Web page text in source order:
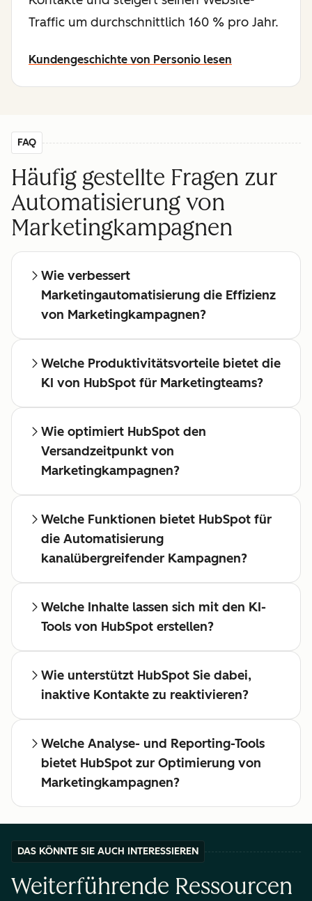
Traffic um durchschnittlich 160 % pro Jahr.
Kundengeschichte von Personio lesen
FAQ
Häufig gestellte Fragen zur
Automatisierung von
Marketingkampagnen
Wie verbessert
Marketingautomatisierung die Effizienz
von Marketingkampagnen?
Welche Produktivitätsvorteile bietet die
KI von HubSpot für Marketingteams?
Wie optimiert HubSpot den
Versandzeitpunkt von
Marketingkampagnen?
Welche Funktionen bietet HubSpot für
die Automatisierung
kanalübergreifender Kampagnen?
Welche Inhalte lassen sich mit den KI-
Tools von HubSpot erstellen?
Wie unterstützt HubSpot Sie dabei,
inaktive Kontakte zu reaktivieren?
Welche Analyse- und Reporting-Tools
bietet HubSpot zur Optimierung von
Marketingkampagnen?
DAS KÖNNTE SIE AUCH INTERESSIEREN
Weiterführende Ressourcen